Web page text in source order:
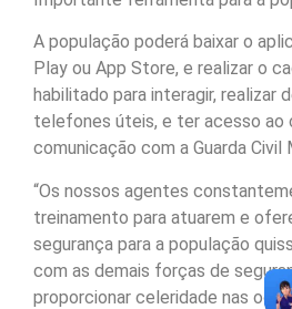
A população poderá baixar o
Play ou App Store, e realizar o
habilitado para interagir, realizar
telefones úteis, e ter acesso ao
comunicação com a Guarda Civil
“Os nossos agentes
treinamento para atuarem e
segurança para a população
com as demais forças de
proporcionar celeridade nas